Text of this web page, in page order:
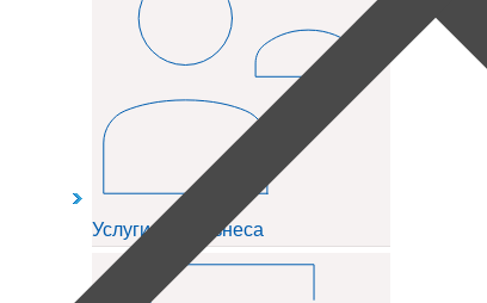
Услуги для бизнеса